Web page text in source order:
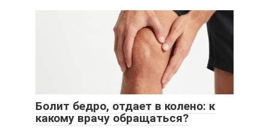
Болит бедро, отдает в колено: к
какому врачу обращаться?